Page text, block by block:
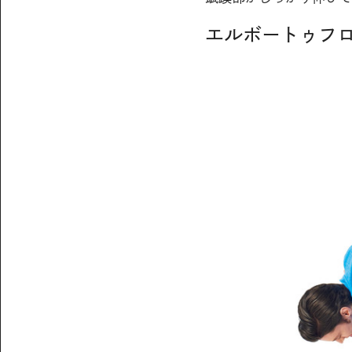
エルボートゥフ